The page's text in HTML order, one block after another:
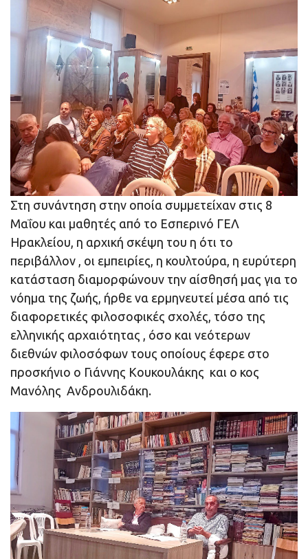
Στη συνάντηση στην οποία συμμετείχαν στις 8
Μαΐου και μαθητές από το Εσπερινό ΓΕΛ
Ηρακλείου, η αρχική σκέψη του η ότι το
περιβάλλον , οι εμπειρίες, η κουλτούρα, η ευρύτερη
κατάσταση διαμορφώνουν την αίσθησή μας για το
νόημα της ζωής, ήρθε να ερμηνευτεί μέσα από τις
διαφορετικές φιλοσοφικές σχολές, τόσο της
ελληνικής αρχαιότητας , όσο και νεότερων
διεθνών φιλοσόφων τους οποίους έφερε στο
προσκήνιο ο Γιάννης Κουκουλάκης και ο κος
Μανόλης Ανδρουλιδάκη.